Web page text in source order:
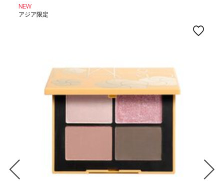
NEW
アジア限定